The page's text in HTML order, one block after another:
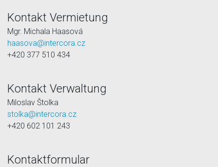
Kontakt Vermietung
Mgr. Michala Haasová
haasova@intercora.cz
+420 377 510 434
Kontakt Verwaltung
Miloslav Štolka
stolka@intercora.cz
+420 602 101 243
Kontaktformular